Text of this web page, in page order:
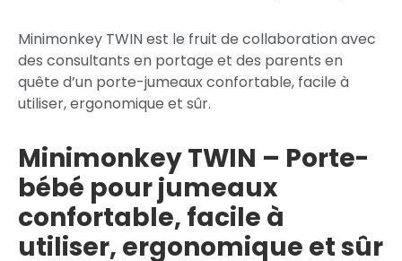
Minimonkey TWIN est le fruit de collaboration avec
des consultants en portage et des parents en
quête d’un porte-jumeaux confortable, facile à
utiliser, ergonomique et sûr.
Minimonkey TWIN – Porte-
bébé pour jumeaux
confortable, facile à
utiliser, ergonomique et sûr